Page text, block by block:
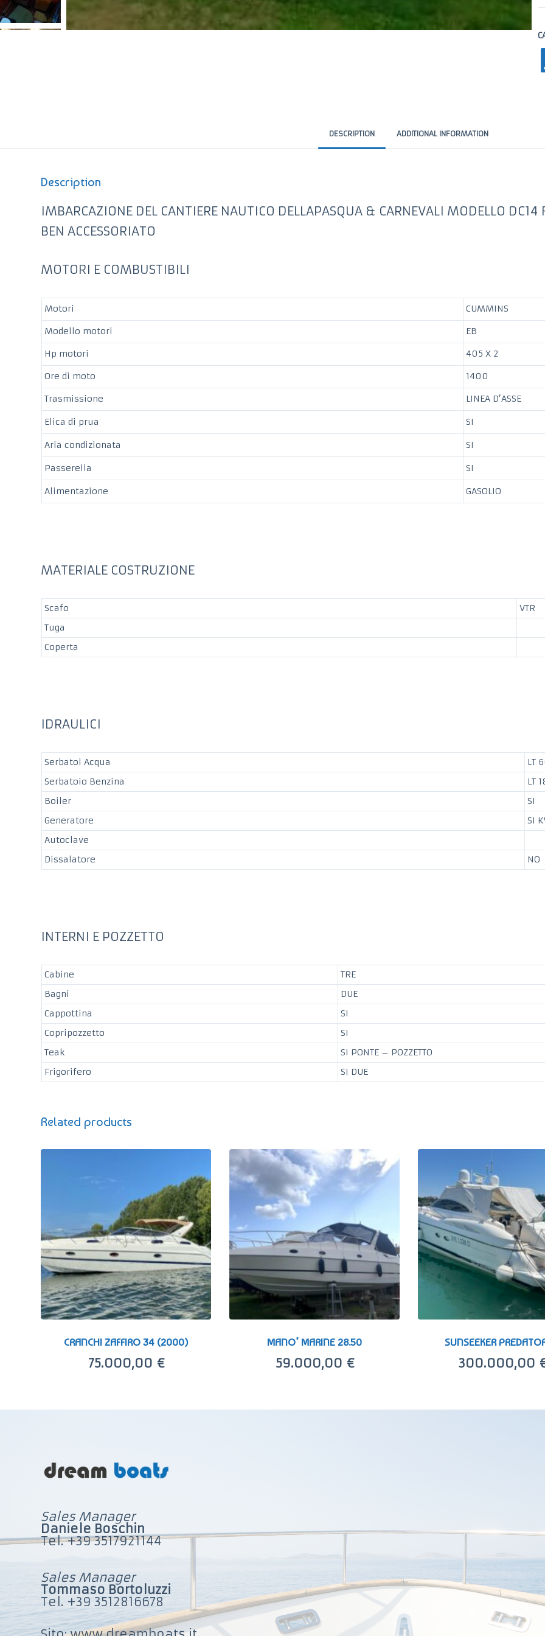
DESCRIPTION ADDITIONAL INFORMATION
Description
IMBARCAZIONE DEL CANTIERE NAUTICO DELLAPASQUA & CARNEVALI MODELLO
BEN ACCESSORIATO
MOTORI E COMBUSTIBILI
Motori CUMMINS
Modello motori EB
Hp motori 405 X 2
Ore di moto 1400
Trasmissione LINEA D’ASSE
Elica di prua SI
Aria condizionata SI
Passerella SI
Alimentazione GASOLIO
MATERIALE COSTRUZIONE
Scafo
VTR
Tuga
Coperta
IDRAULICI
Serbatoi Acqua
LT
Serbatoio Benzina
LT
Boiler
SI
Generatore
SI
Autoclave
Dissalatore
NO
INTERNI E POZZETTO
Cabine
TRE
Bagni
DUE
Cappottina
SI
Copripozzetto
SI
Teak
SI PONTE – POZZETTO
Frigorifero
SI DUE
Related products
CRANCHI ZAFFIRO 34 (2000)
75.000,00 €
MANO’ MARINE 28.50
59.000,00 €
SUNSEEKER
300.000,00
Sales Manager
Daniele Boschin
Tel. +39 3517921144
Sales Manager
Tommaso Bortoluzzi
Tel. +39 3512816678